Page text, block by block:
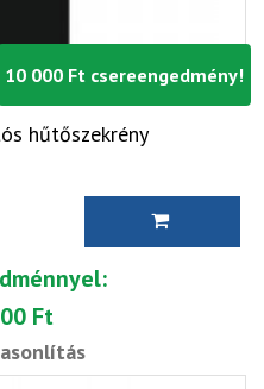
10 000 Ft csereengedmény!
hűtőszekrény
Ft